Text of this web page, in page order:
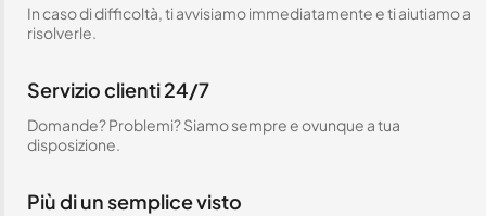
In caso di difficoltà, ti avvisiamo immediatamente e ti aiutiamo a
risolverle.
Servizio clienti 24/7
Domande? Problemi? Siamo sempre e ovunque a tua
disposizione.
Più di un semplice visto